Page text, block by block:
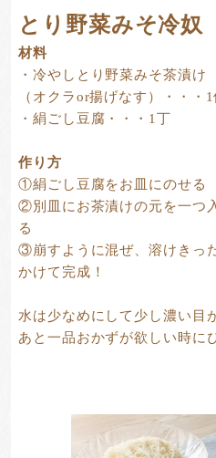
とり野菜みそ冷奴
材料
・冷やしとり野菜みそ茶漬け
（オクラor揚げなす）・・・1
・絹ごし豆腐・・・1丁
作り方
①絹ごし豆腐をお皿にのせる
②別皿にお茶漬けの元を一つ
る
③崩すように混ぜ、溶けきっ
かけて完成！
水は少なめにして少し濃い目
あと一品おかずが欲しい時に